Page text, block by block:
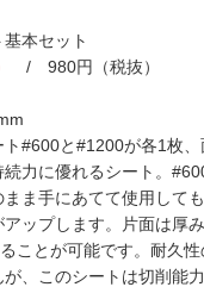
本セット
/ 980円（税抜）
#600と#1200が各1枚
力に優れるシート。
ま手にあてて使用して
ップします。片面は厚
ことが可能です。耐久
、このシートは切削能